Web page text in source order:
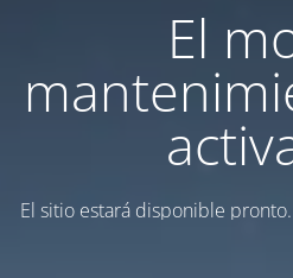
El
El sitio estará disponible pronto.